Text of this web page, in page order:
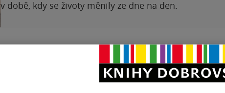
v době, kdy se životy měnily ze dne na den.